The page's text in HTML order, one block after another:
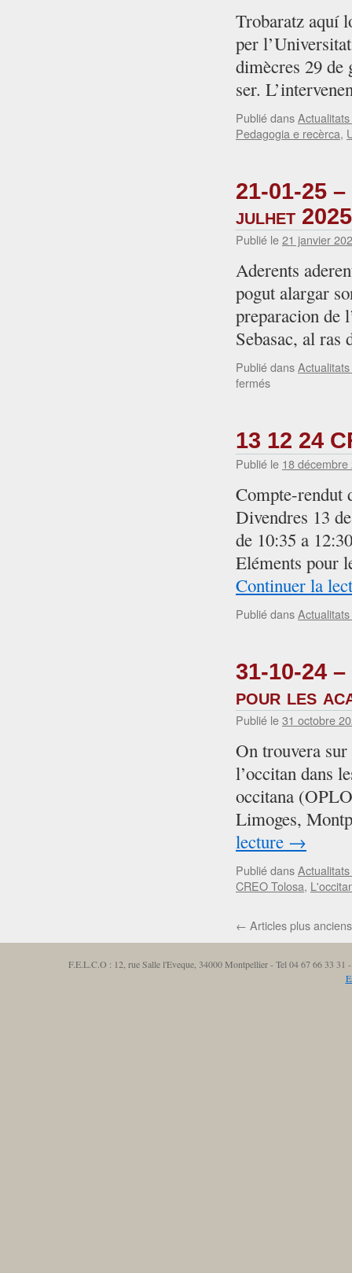
Trobaratz aquí
per
dimècres 29 de
ser.
Publié dans
Pedagogia e recèrca,
21-01-25 –
julhet
Publié le21 janvier
Aderents
pogut alargar
preparacion de
Sebasac, al
Publié dans
ferméssur
25
–
De
de
l’Estivada
(24-
26
julhet
2025)-
de
d’adesions
13 12 24
Publié le 18 décembre
Compte-rendut
Divendres 13
de 10:35 a
Eléments pour
Continuer la
Publié dans
31-10-24 –
pour les
Publié le31 octobre
On trouvera sur
l’occitan dans
occitana
Limoges,
lecture →
Publié dans
CREO Tolosa,
← Articles plus anciens
F.E.L.C.O : 12, rue Salle l'Eveque, 34000 Montpellier - Tel 04 67 66 33